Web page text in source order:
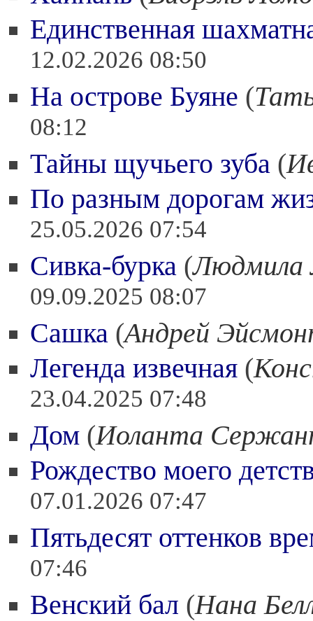
Единственная
12.02.2026 08:50
На острове Буяне (
08:12
Тайны щучьего зуба (
По разным дорогам
25.05.2026 07:54
Сивка-бурка (Людмила
09.09.2025 08:07
Сашка (Андрей
Легенда извечная (
23.04.2025 07:48
Дом (Иоланта
Рождество моего
07.01.2026 07:47
Пятьдесят оттенков
07:46
Венский бал (Нана